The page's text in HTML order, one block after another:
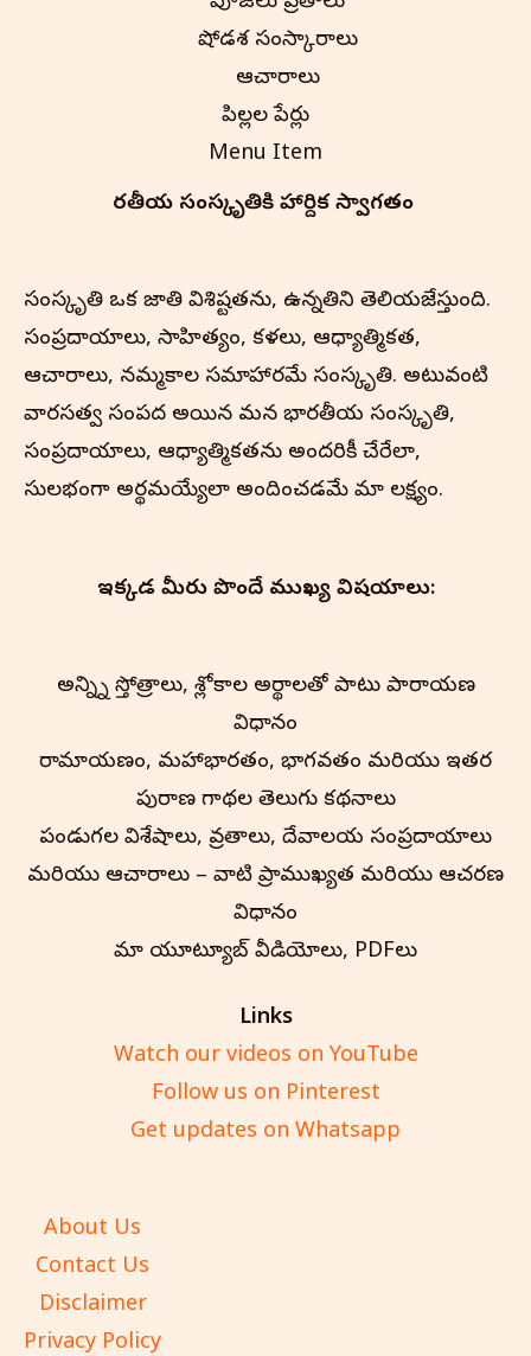
షోడశ సంస్కారాలు
ఆచారాలు
పిల్లల పేర్లు
Menu Item
భారతీయ సంస్కృతి‌కి హార్దిక స్వాగతం
సంస్కృతి ఒక జాతి విశిష్టతను, ఉన్నతిని తెలియజేస్తుంది.
సంప్రదాయాలు, సాహిత్యం, కళలు, ఆధ్యాత్మికత,
ఆచారాలు, నమ్మకాల సమాహారమే సంస్కృతి. అటువంటి
వారసత్వ సంపద అయిన మన భారతీయ సంస్కృతి,
సంప్రదాయాలు, ఆధ్యాత్మికతను అందరికీ చేరేలా,
సులభంగా అర్థమయ్యేలా అందించడమే మా లక్ష్యం.
ఇక్కడ మీరు పొందే ముఖ్య విషయాలు:
అన్న్ని స్తోత్రాలు, శ్లోకాల అర్థాలతో పాటు పారాయణ
విధానం
రామాయణం, మహాభారతం, భాగవతం మరియు ఇతర
పురాణ గాథల తెలుగు కథనాలు
పండుగల విశేషాలు, వ్రతాలు, దేవాలయ సంప్రదాయాలు
మరియు ఆచారాలు – వాటి ప్రాముఖ్యత మరియు ఆచరణ
విధానం
మా యూట్యూబ్ వీడియోలు, PDFలు
Links
Watch our videos on YouTube
Follow us on Pinterest
Get updates on Whatsapp
About Us
Contact Us
Disclaimer
Privacy Policy